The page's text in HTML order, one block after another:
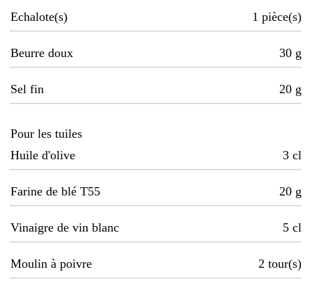
Echalote(s) 1 pièce(s)
Beurre doux 30 g
Sel fin 20 g
Pour les tuiles
Huile d'olive
3 cl
Farine de blé T55 20 g
Vinaigre de vin blanc 5 cl
Moulin à poivre 2 tour(s)